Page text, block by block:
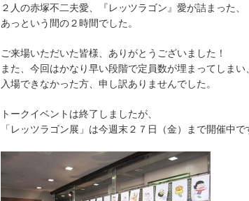
２人の赤塚不二夫愛、『レッツラゴン』愛が詰まった、
あっという間の２時間でした。
ご来場いただいた皆様、ありがとうございました！
また、今回はかなり早い段階で定員数が埋まってしまい、
入場できなかった方、申し訳ありませんでした。
トークイベントは終了しましたが、
「レッツラゴン展」は今週末２７日（金）まで開催中で